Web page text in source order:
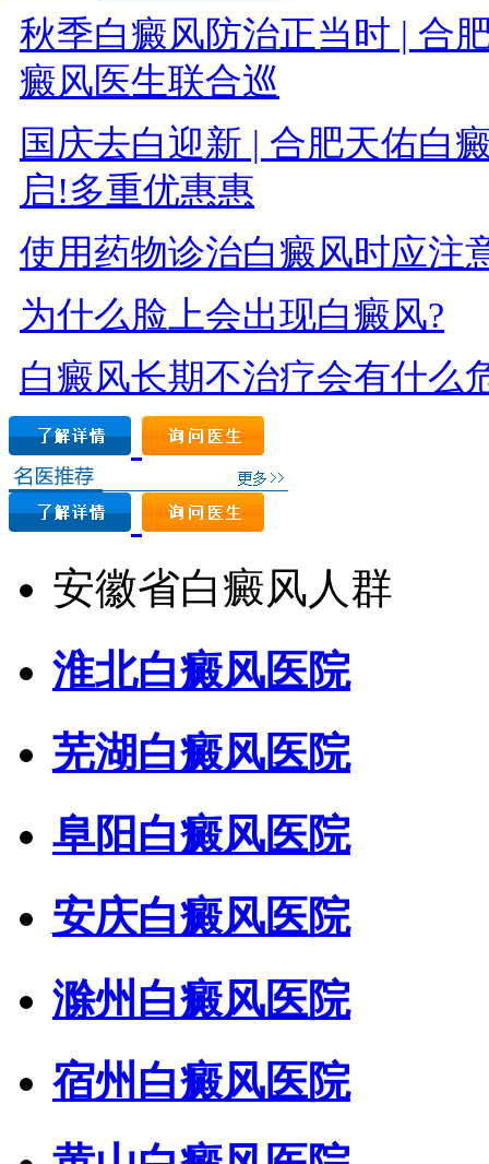
秋季白癜风防治正当时 | 合
癜风医生联合巡
国庆去白迎新 | 合肥天佑白
启!多重优惠惠
使用药物诊治白癜风时应注
为什么脸上会出现白癜风?
白癜风长期不治疗会有什么
安徽省白癜风人群
淮北白癜风医院
芜湖白癜风医院
阜阳白癜风医院
安庆白癜风医院
滁州白癜风医院
宿州白癜风医院